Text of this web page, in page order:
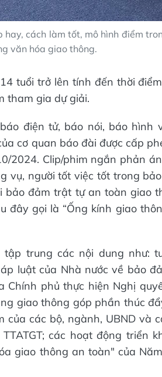
cách làm tốt, mô hình điểm
văn hóa giao thông.
tuổi trở lên tính đến thời
tham gia dự giải.
điện tử, báo nói, báo hình
cơ quan báo đài được cấp
2024. Clip/phim ngắn phản
vụ, người tốt việc tốt trong
đảm trật tự an toàn giao
gọi là “Ống kính giao
trung các nội dung như:
luật của Nhà nước về bảo
Chính phủ thực hiện Nghị
giao thông góp phần thúc
của các bộ, ngành, UBND và
các hoạt động triển
giao thông an toàn" của